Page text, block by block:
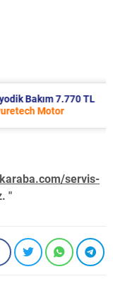
7.770 TL
servis-
"